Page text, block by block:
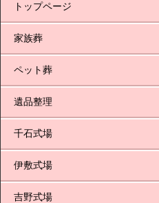
トップページ
家族葬
ペット葬
遺品整理
千石式場
伊敷式場
吉野式場